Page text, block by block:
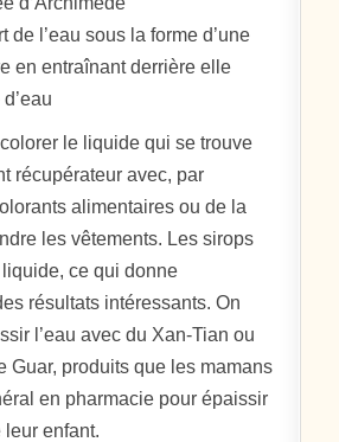
de l’eau sous la forme d’une
en entraînant derrière elle
le liquide qui se trouve
récupérateur avec, par
alimentaires ou de la
les vêtements. Les sirops
ce qui donne
résultats intéressants. On
l’eau avec du Xan-Tian ou
Guar, produits que les mamans
en pharmacie pour épaissir
leur enfant.